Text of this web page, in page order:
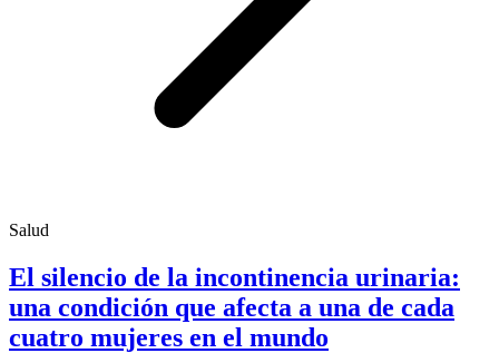
Salud
El silencio de la incontinencia urinaria:
una condición que afecta a una de cada
cuatro mujeres en el mundo